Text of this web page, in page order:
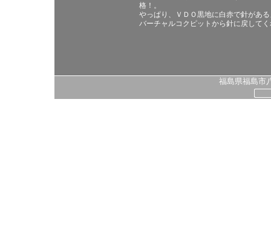
格！。
やっぱり、ＶＤＯ黒地に白赤で針があ
バーチャルコクピットから針に戻して
福島県福島市